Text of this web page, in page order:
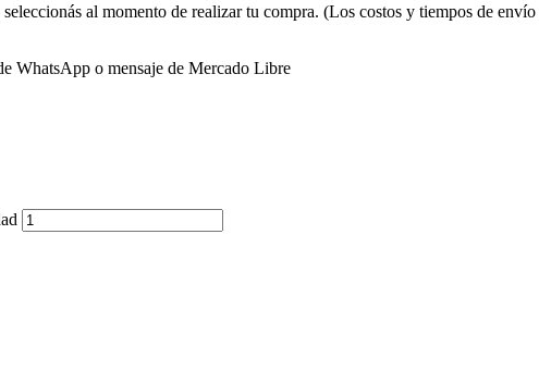
al momento de realizar tu compra. (Los costos y tiempos de
WhatsApp o mensaje de Mercado Libre